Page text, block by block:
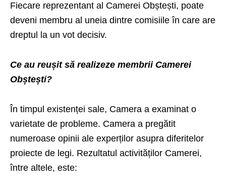
Fiecare reprezentant al Camerei Obștești, poate
deveni membru al uneia dintre comisiile în care are
dreptul la un vot decisiv.
Ce au reușit să realizeze membrii Camerei
Obștești?
În timpul existenței sale, Camera a examinat o
varietate de probleme. Camera a pregătit
numeroase opinii ale experților asupra diferitelor
proiecte de legi. Rezultatul activităților Camerei,
între altele, este: